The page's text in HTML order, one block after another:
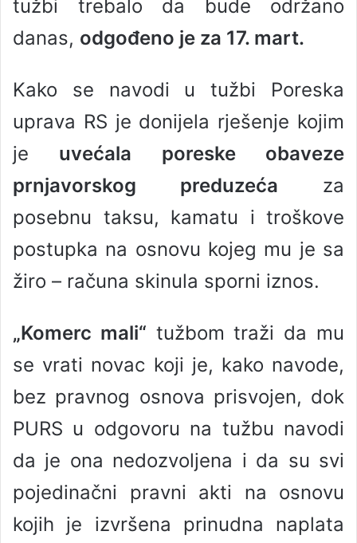
tužbi trebalo da bude održano
danas, odgođeno je za 17. mart.
Kako se navodi u tužbi Poreska
uprava RS je donijela rješenje kojim
je uvećala poreske obaveze
prnjavorskog preduzeća za
posebnu taksu, kamatu i troškove
postupka na osnovu kojeg mu je sa
žiro – računa skinula sporni iznos.
„Komerc mali“ tužbom traži da mu
se vrati novac koji je, kako navode,
bez pravnog osnova prisvojen, dok
PURS u odgovoru na tužbu navodi
da je ona nedozvoljena i da su svi
pojedinačni pravni akti na osnovu
kojih je izvršena prinudna naplata